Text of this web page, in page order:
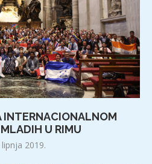
INTERNACIONALNOM
U RIMU
lipnja 2019.